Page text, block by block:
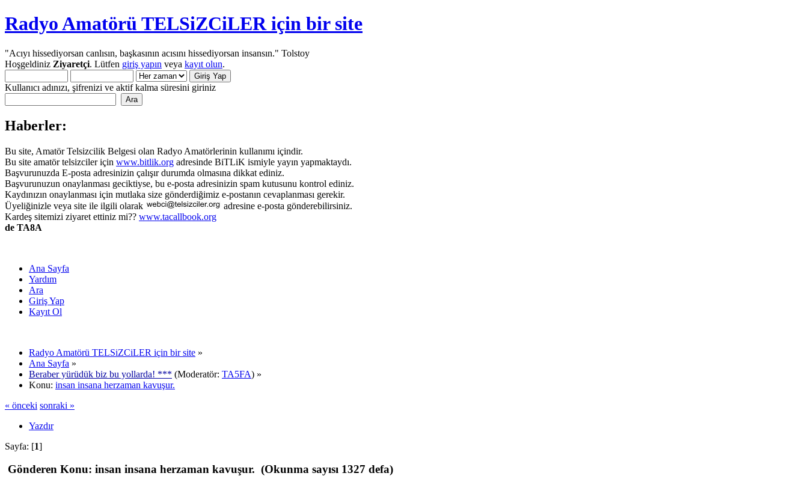
Radyo Amatörü TELSiZCiLER için bir site
"Acıyı hissediyorsan canlısın, başkasının acısını hissediyorsan insansın." Tolstoy
Hoşgeldiniz Ziyaretçi. Lütfen giriş yapın veya kayıt olun.
Kullanıcı adınızı, şifrenizi ve aktif kalma süresini giriniz
Haberler:
Bu site, Amatör Telsizcilik Belgesi olan Radyo Amatörlerinin kullanımı içindir.
Bu site amatör telsizciler için www.bitlik.org adresinde BiTLiK ismiyle yayın yapmaktaydı.
Başvurunuzda E-posta adresinizin çalışır durumda olmasına dikkat ediniz.
Başvurunuzun onaylanması geciktiyse, bu e-posta adresinizin spam kutusunu kontrol ediniz.
Kaydınızın onaylanması için mutlaka size gönderdiğimiz e-postanın cevaplanması gerekir.
Üyeliğinizle veya site ile ilgili olarak
adresine e-posta gönderebilirsiniz.
Kardeş sitemizi ziyaret ettiniz mi?? www.tacallbook.org
de TA8A
Ana Sayfa
Yardım
Ara
Giriş Yap
Kayıt Ol
Radyo Amatörü TELSiZCiLER için bir site »
Ana Sayfa »
Beraber yürüdük biz bu yollarda! *** (Moderatör: TA5FA) »
Konu: insan insana herzaman kavuşur.
« önceki sonraki »
Yazdır
Sayfa: [1]
Gönderen Konu: insan insana herzaman kavuşur. (Okunma sayısı 1327 defa)